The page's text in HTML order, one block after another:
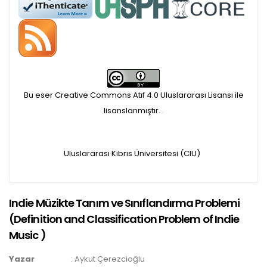
Makale İşletim Ücreti (APC)
alınmaktadır.
makaleler için yazarlara
iletilmektedir.
ulaşmadan ödeme yapan
yazarlara geri iade
yapılmamaktadır.
Bu eser Creative Commons Atıf 4.0 Uluslararası Lisansı ile
lisanslanmıştır. .
Uluslararası Kıbrıs Üniversitesi (CIU)
Indie Müzikte Tanım ve Sınıflandırma Problemi
(Definition and Classification Problem of Indie
Music)
Yazar : Aykut Çerezcioğlu